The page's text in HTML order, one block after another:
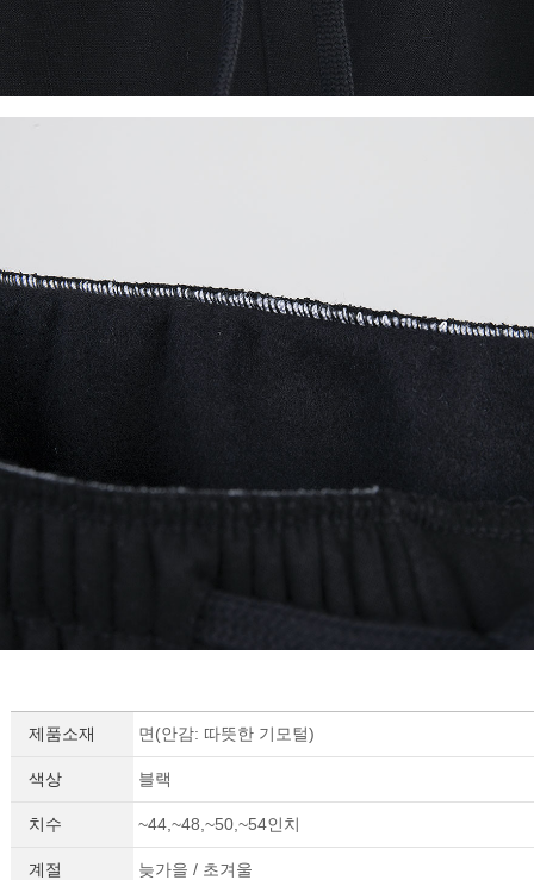
제품소재 면(안감: 따뜻한 기모털)
색상 블랙
치수 ~44,~48,~50,~54인치
계절 늦가을 / 초겨울